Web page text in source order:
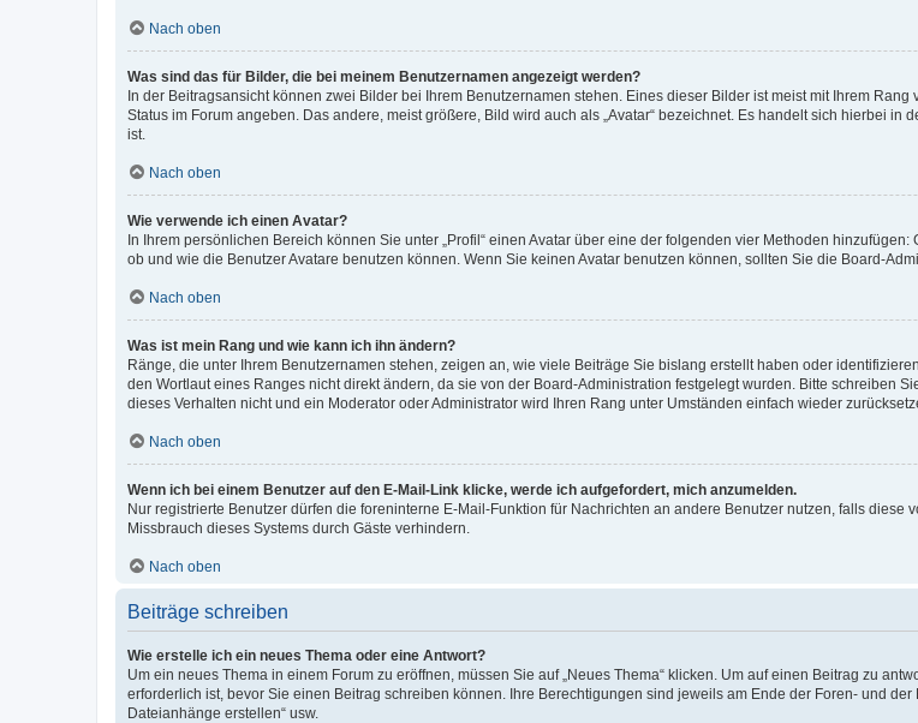
Nach oben
Was sind das für Bilder, die bei meinem Benutzernamen angezeigt werden?
In der Beitragsansicht können zwei Bilder bei Ihrem Benutzernamen stehen. Eines dieser Bilder ist meist mit Ihrem
Status im Forum angeben. Das andere, meist größere, Bild wird auch als „Avatar“ bezeichnet. Es handelt sich hierbei
ist.
Nach oben
Wie verwende ich einen Avatar?
In Ihrem persönlichen Bereich können Sie unter „Profil“ einen Avatar über eine der folgenden vier Methoden
ob und wie die Benutzer Avatare benutzen können. Wenn Sie keinen Avatar benutzen können, sollten Sie die Board-
Nach oben
Was ist mein Rang und wie kann ich ihn ändern?
Ränge, die unter Ihrem Benutzernamen stehen, zeigen an, wie viele Beiträge Sie bislang erstellt haben oder
den Wortlaut eines Ranges nicht direkt ändern, da sie von der Board-Administration festgelegt wurden. Bitte schreiben
dieses Verhalten nicht und ein Moderator oder Administrator wird Ihren Rang unter Umständen einfach wieder
Nach oben
Wenn ich bei einem Benutzer auf den E-Mail-Link klicke, werde ich aufgefordert, mich anzumelden.
Nur registrierte Benutzer dürfen die foreninterne E-Mail-Funktion für Nachrichten an andere Benutzer nutzen, falls
Missbrauch dieses Systems durch Gäste verhindern.
Nach oben
Beiträge schreiben
Wie erstelle ich ein neues Thema oder eine Antwort?
Um ein neues Thema in einem Forum zu eröffnen, müssen Sie auf „Neues Thema“ klicken. Um auf einen Beitrag zu
erforderlich ist, bevor Sie einen Beitrag schreiben können. Ihre Berechtigungen sind jeweils am Ende der Foren- und der
Dateianhänge erstellen“ usw.